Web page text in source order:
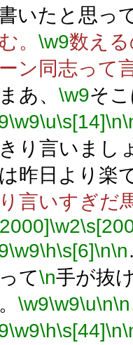
いたと思っ
。 \w9数え
ン同志って
あ、 \w9そ
\w9\u\s[14]\n
り言いまし
昨日より楽
言いすぎ
\w2
\w9\h\s[6]\n\n
て\n手が抜
\w9\w9\u\n\n
\w9\h\s[44]\n